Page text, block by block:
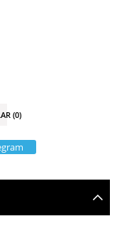
(0)